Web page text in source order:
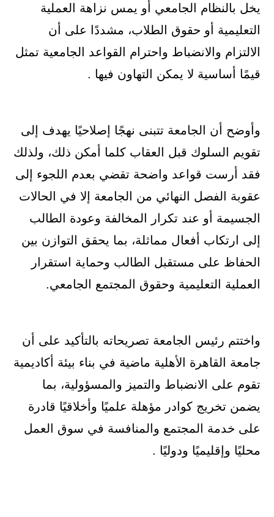
يخل بالنظام الجامعي أو يمس نزاهة العملية
التعليمية أو حقوق الطلاب، مشددًا على أن
الالتزام والانضباط واحترام القواعد الجامعية تمثل
قيمًا أساسية لا يمكن التهاون فيها .
وأوضح أن الجامعة تتبنى نهجًا إصلاحيًا يهدف إلى
تقويم السلوك قبل العقاب كلما أمكن ذلك، ولذلك
فقد أرست قواعد واضحة تقضي بعدم اللجوء إلى
عقوبة الفصل النهائي من الجامعة إلا في الحالات
الجسيمة أو عند تكرار المخالفة وعودة الطالب
إلى ارتكاب أفعال مماثلة، بما يحقق التوازن بين
الحفاظ على مستقبل الطالب وحماية استقرار
العملية التعليمية وحقوق المجتمع الجامعي.
واختتم رئيس الجامعة تصريحاته بالتأكيد على أن
جامعة القاهرة الأهلية ماضية في بناء بيئة أكاديمية
تقوم على الانضباط والتميز والمسؤولية، بما
يضمن تخريج كوادر مؤهلة علميًا وأخلاقيًا قادرة
على خدمة المجتمع والمنافسة في سوق العمل
محليًا وإقليميًا ودوليًا .